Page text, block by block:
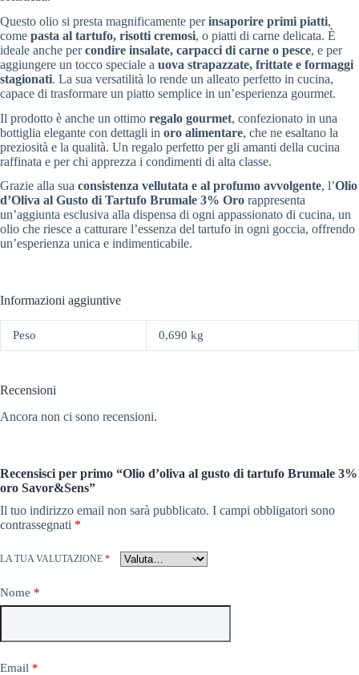
Questo olio si presta magnificamente perinsaporire primi piatti,
come pasta al tartufo, risotti cremosi, o piatti di carne delicata. È
ideale anche percondire insalate, carpacci di carne o pesce, e per
aggiungere un tocco speciale a uova strapazzate, frittate e formaggi
stagionati. La sua versatilità lo rende un alleato perfetto in cucina,
capace di trasformare un piatto semplice in un’esperienza gourmet.
Il prodotto è anche un ottimo regalo gourmet, confezionato in una
bottiglia elegante con dettagli in oro alimentare, che ne esaltano la
preziosità e la qualità. Un regalo perfetto per gli amanti della cucina
raffinata e per chi apprezza i condimenti di alta classe.
Grazie alla sua consistenza vellutata e al profumo avvolgente, l’Olio
d’Oliva al Gusto di Tartufo Brumale 3% Oro rappresenta
un’aggiunta esclusiva alla dispensa di ogni appassionato di cucina, un
olio che riesce a catturare l’essenza del tartufo in ogni goccia, offrendo
un’esperienza unica e indimenticabile.
Informazioni aggiuntive
Peso 0,690 kg
Recensioni
Ancora non ci sono recensioni.
Recensisci per primo “Olio d’oliva al gusto di tartufo Brumale 3%
oro Savor&Sens”
Il tuo indirizzo email non sarà pubblicato. I campi obbligatori sono
contrassegnati *
LA TUA VALUTAZIONE *
Nome *
Email *